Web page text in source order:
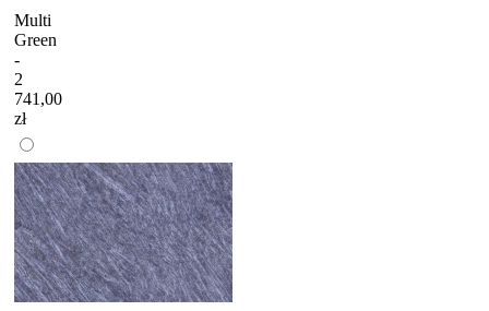
Multi
Green
-
2
741,00
zł